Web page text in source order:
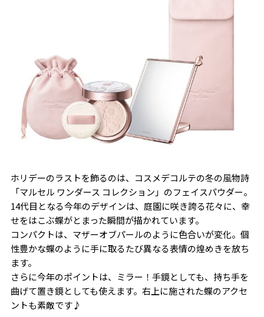
ホリデーのラストを飾るのは、コスメデコルテの冬の風物詩
「マルセル ワンダース コレクション」のフェイスパウダー。
14代目となる今年のデザインは、庭園に咲き誇る花々に、幸
せをはこぶ蝶がとまった瞬間が描かれています。
コンパクトは、マザーオブパールのように色合いが変化。個
性豊かな蝶のように手に取るたび異なる表情の煌めきを放ち
ます。
さらに今年のポイントは、ミラー！手鏡としても、持ち手を
曲げて置き鏡としても使えます。右上に施された蝶のアクセ
ントも素敵です♪